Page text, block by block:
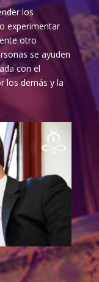
los
experimentar
otro
se ayuden
con el
los demás y la